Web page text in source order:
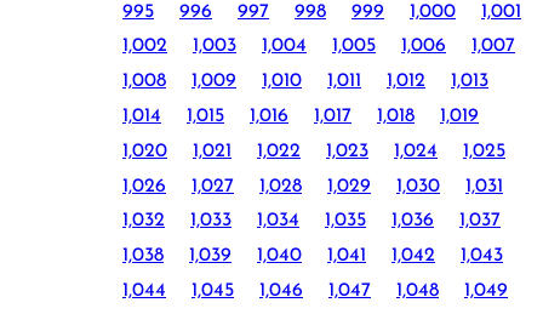
995
996 997 998 999 1,000
1,001
1,002
1,003 1,004 1,005 1,006
1,007
1,008
1,009 1,010 1,011 1,012
1,013
1,014
1,015 1,016 1,017 1,018
1,019
1,020
1,021 1,022 1,023 1,024
1,025
1,026
1,027 1,028 1,029 1,030
1,031
1,032
1,033 1,034 1,035 1,036
1,037
1,038
1,039 1,040 1,041 1,042
1,043
1,044
1,045 1,046 1,047 1,048
1,049